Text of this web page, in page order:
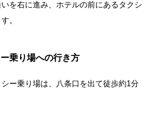
を右に進み、ホテルの前にあるタクシ
。
乗り場への行き方
ー乗り場は、八条口を出て徒歩約1分